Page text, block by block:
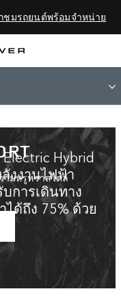
ชมรถยนต์พร้อมจำหน่าย
ามหรูหราสไตล์
Electric Hybrid
งงานไฟฟ้า
การเดินทาง
ด้ถึง 75% ด้วย